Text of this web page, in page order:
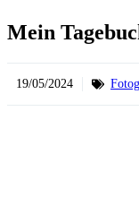
Mein
19/05/2024